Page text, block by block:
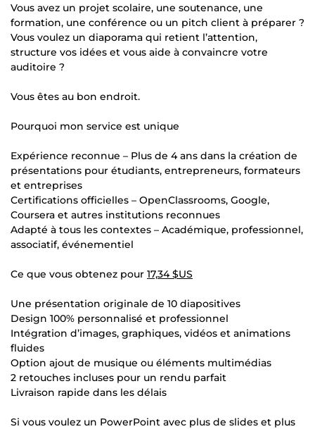
Vous avez un projet scolaire, une soutenance, une
formation, une conférence ou un pitch client à préparer ?
Vous voulez un diaporama qui retient l’attention,
structure vos idées et vous aide à convaincre votre
auditoire ?
Vous êtes au bon endroit.
Pourquoi mon service est unique
Expérience reconnue – Plus de 4 ans dans la création de
présentations pour étudiants, entrepreneurs, formateurs
et entreprises
Certifications officielles – OpenClassrooms, Google,
Coursera et autres institutions reconnues
Adapté à tous les contextes – Académique, professionnel,
associatif, événementiel
Ce que vous obtenez pour 17,34 $US
Une présentation originale de 10 diapositives
Design 100% personnalisé et professionnel
Intégration d’images, graphiques, vidéos et animations
fluides
Option ajout de musique ou éléments multimédias
2 retouches incluses pour un rendu parfait
Livraison rapide dans les délais
Si vous voulez un PowerPoint avec plus de slides et plus